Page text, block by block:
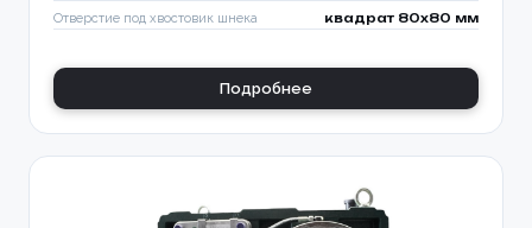
Отверстие под хвостовик шнека квадрат 80х80 мм
Подробнее